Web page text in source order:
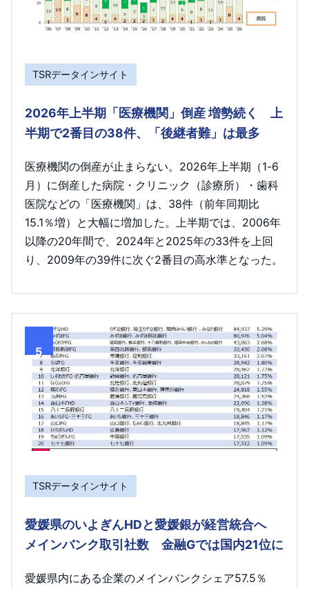
TSRデータインサイト
2026年上半期「医療機関」倒産 増勢続く 上
半期で2番目の38件、「後継者難」は最多
医療機関の倒産が止まらない。2026年上半期（1-6
月）に倒産した病院・クリニック（診療所）・歯科
医院などの「医療機関」は、38件（前年同期比
15.1％増）と大幅に増加した。上半期では、2006年
以降の20年間で、2024年と2025年の33件を上回
り、2009年の39件に次ぐ2番目の高水準となった。
5
TSRデータインサイト
愛媛県のいよぎんHDと愛媛銀が経営統合へ
メインバンク取引社数 金融Gでは国内21位に
愛媛県内にある企業のメインバンクシェア57.5％